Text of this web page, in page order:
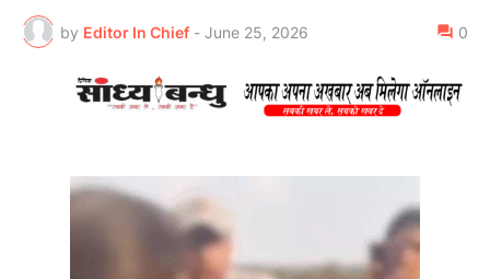
by Editor In Chief - June 25, 2026 0